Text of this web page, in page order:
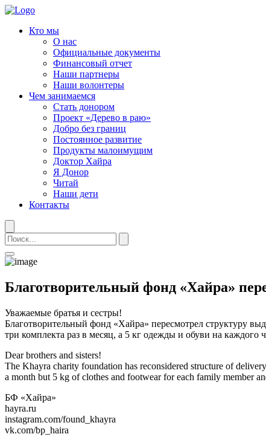
Кто мы
О нас
Официальные документы
Финансовый отчет
Наши партнеры
Наши волонтеры
Чем занимаемся
Стать донором
Проект «Дерево в раю»
Добро без границ
Постоянное развитие
Продукты малоимущим
Доктор Хайра
Я Донор
Читай
Наши дети
Контакты
Благотворительный фонд «Хайра»
Уважаемые братья и сестры!
Благотворительный фонд «Хайра» пересмотрел структуру
три комплекта раз в месяц, а 5 кг одежды и обуви на
Dear brothers and sisters!
The Khayra charity foundation has reconsidered structure of
a month but 5 kg of clothes and footwear for each family member
БФ «Хайра»
hayra.ru
instagram.com/found_khayra
vk.com/bp_haira